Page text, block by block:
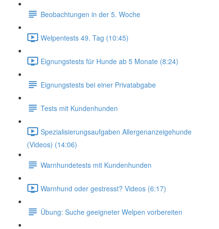
Beobachtungen in der 5. Woche
Welpentests 49. Tag (10:45)
Eignungstests für Hunde ab 5 Monate (8:24)
Eignungstests bei einer Privatabgabe
Tests mit Kundenhunden
Spezialisierungsaufgaben Allergenanzeigehunde
(Videos) (14:06)
Warnhundetests mit Kundenhunden
Warnhund oder gestresst? Videos (6:17)
Übung: Suche geeigneter Welpen vorbereiten